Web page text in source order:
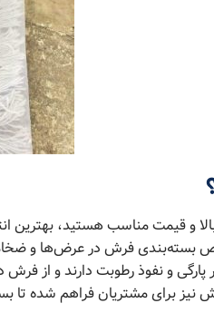
و قیمت مناسب هستید، بهترین
بسته‌بندی فرش در عرض‌ها و
و نفوذ رطوبت دارند و از
برای مشتریان فراهم شده تا